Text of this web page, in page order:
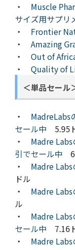
・ Muscle
サイズ用サプリ
・ Frontier
・ Amazing
・ Out of
・ Quality of
＜単品セール
・ MadreLabs
セール中 5.95
・ Madre
引でセール中
・ Madre
ドル
・ Madre
ル
・ Madre
セール中 7.16
・ Madre